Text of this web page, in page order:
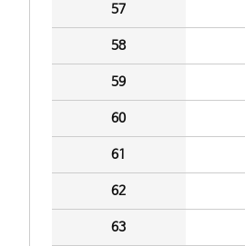
57
58
59
60
61
62
63